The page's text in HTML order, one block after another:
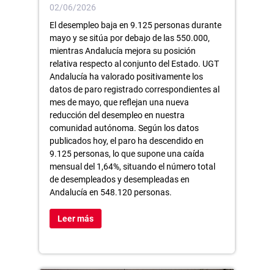
02/06/2026
El desempleo baja en 9.125 personas durante
mayo y se sitúa por debajo de las 550.000,
mientras Andalucía mejora su posición
relativa respecto al conjunto del Estado. UGT
Andalucía ha valorado positivamente los
datos de paro registrado correspondientes al
mes de mayo, que reflejan una nueva
reducción del desempleo en nuestra
comunidad autónoma. Según los datos
publicados hoy, el paro ha descendido en
9.125 personas, lo que supone una caída
mensual del 1,64%, situando el número total
de desempleados y desempleadas en
Andalucía en 548.120 personas.
Leer más